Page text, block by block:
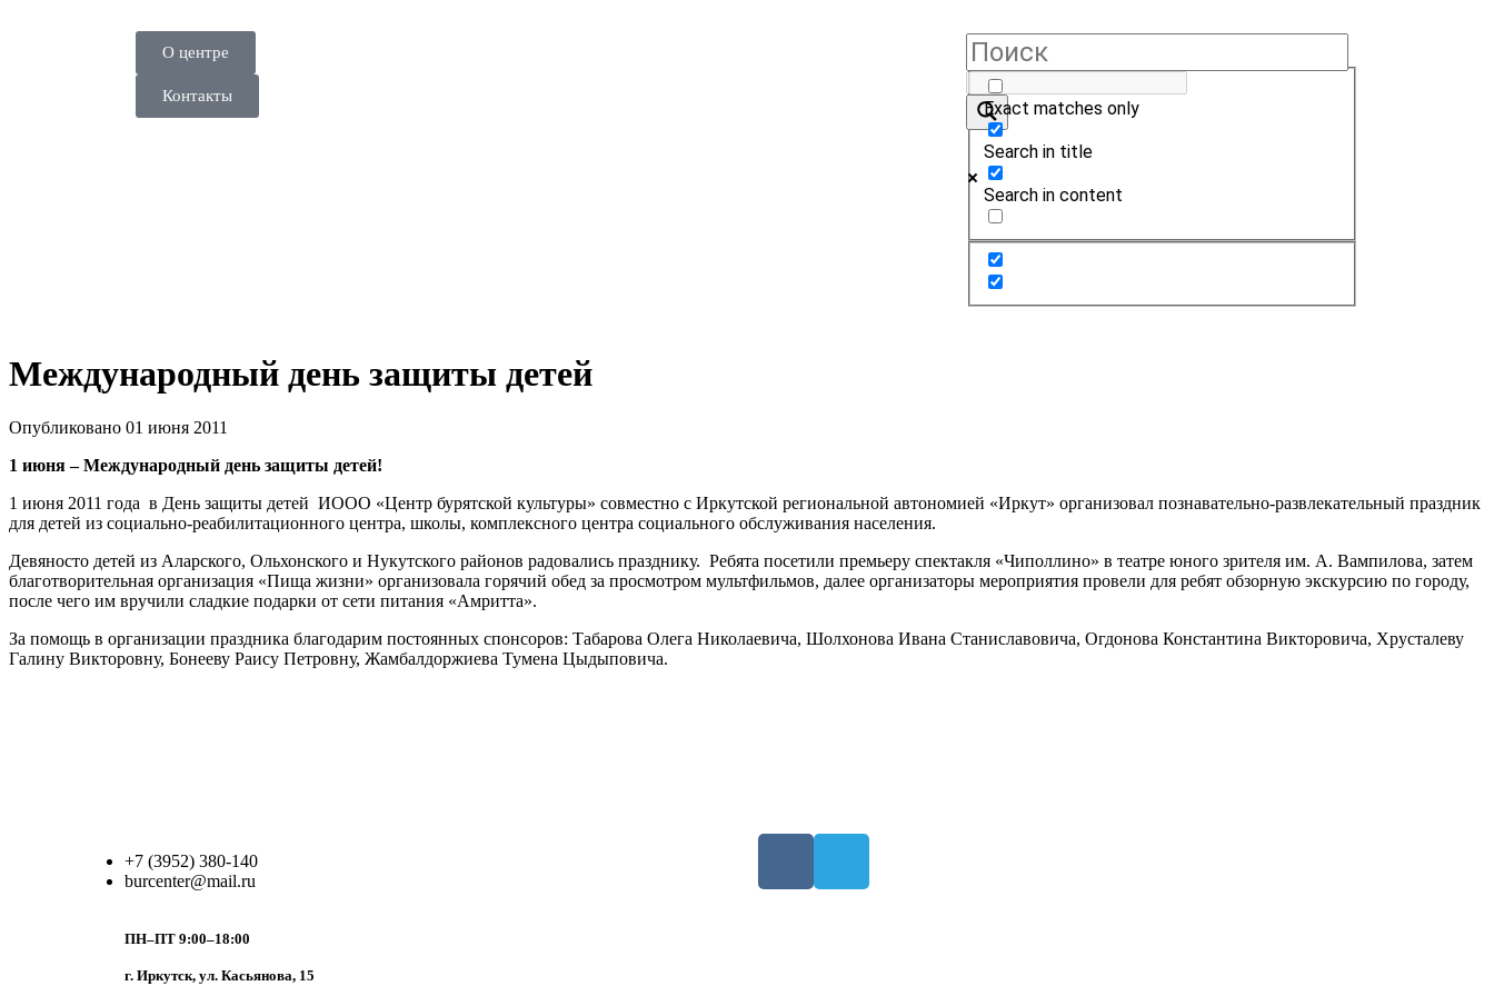
О центре
Контакты
Exact matches only
Search in title
Search in content
Международный день защиты детей
Опубликовано 01 июня 2011
1 июня – Международный день защиты детей!
1 июня 2011 года в День защиты детей ИООО «Центр бурятской культуры» совместно с Иркутской региональной автономией «Иркут» организовал познавательно-развлекательный праздник
для детей из социально-реабилитационного центра, школы, комплексного центра социального обслуживания населения.
Девяносто детей из Аларского, Ольхонского и Нукутского районов радовались празднику. Ребята посетили премьеру спектакля «Чиполлино» в театре юного зрителя им. А. Вампилова, затем
благотворительная организация «Пища жизни» организовала горячий обед за просмотром мультфильмов, далее организаторы мероприятия провели для ребят обзорную экскурсию по городу,
после чего им вручили сладкие подарки от сети питания «Амритта».
За помощь в организации праздника благодарим постоянных спонсоров: Табарова Олега Николаевича, Шолхонова Ивана Станиславовича, Огдонова Константина Викторовича, Хрусталеву
Галину Викторовну, Бонееву Раису Петровну, Жамбалдоржиева Тумена Цыдыповича.
+7 (3952) 380-140
burcenter@mail.ru
ПН–ПТ 9:00–18:00
г. Иркутск, ул. Касьянова, 15